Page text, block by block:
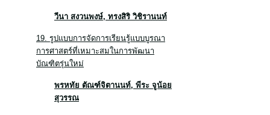
วีนา สงวนพงษ์, ทรงสิริ วิชิรานนท์
19. รูปแบบการจัดการเรียนรู้แบบบูรณา
การศาสตร์ที่เหมาะสมในการพัฒนา
บัณฑิตรุ่นใหม่
พรหทัย ตัณฑ์จิตานนท์, พีระ จูน้อย
สุวรรณ